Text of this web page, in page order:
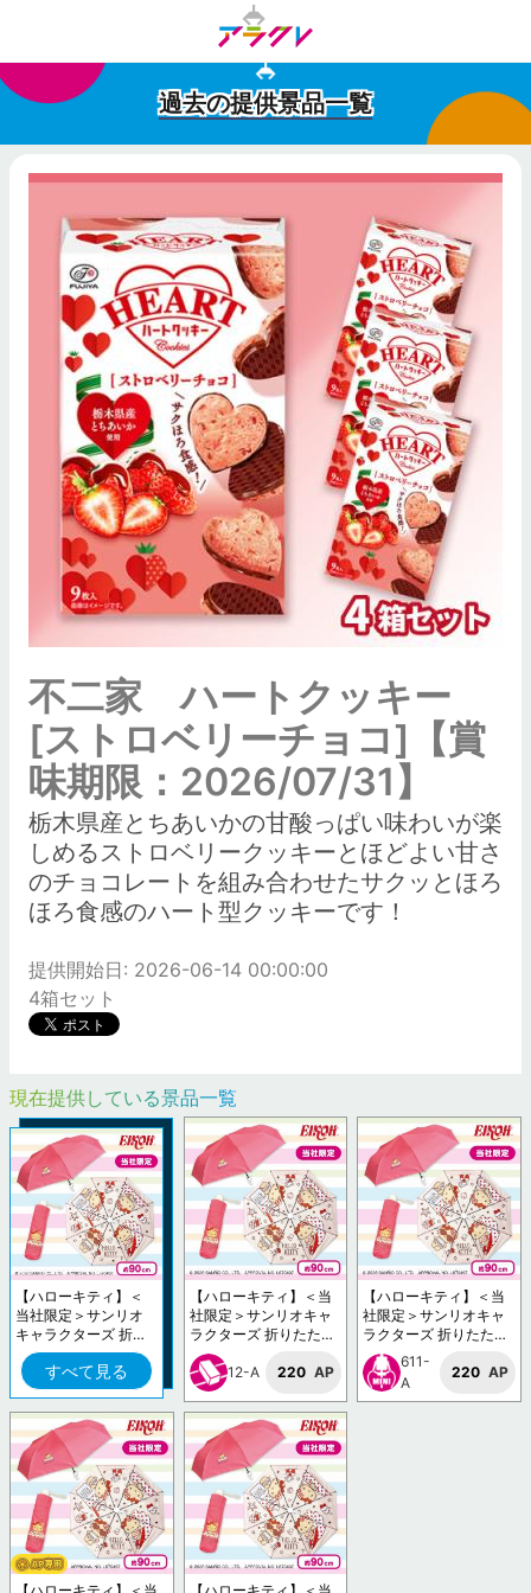
過去の提供景品一覧
不二家 ハートクッキー
[ストロベリーチョコ]【賞
味期限：2026/07/31】
栃木県産とちあいかの甘酸っぱい味わいが楽
しめるストロベリークッキーとほどよい甘さ
のチョコレートを組み合わせたサクッとほろ
ほろ食感のハート型クッキーです！
提供開始日: 2026-06-14 00:00:00
4箱セット
現在提供している景品一覧
【ハローキティ】＜
当社限定＞サンリオ
キャラクターズ 折り
たたみ傘
すべて見る
【ハローキティ】＜当
社限定＞サンリオキャ
ラクターズ 折りたたみ
傘
12-A
220 AP
【ハローキティ】＜当
社限定＞サンリオキャ
ラクターズ 折りたたみ
傘
611-
A
220 AP